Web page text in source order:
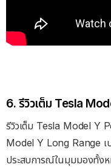
6. รีวิวเต็ม Tesla
รีวิวเต็ม Tesla Model Y
Model Y Long Range เ
ประสบการณ์ในมุมมองทั้งห